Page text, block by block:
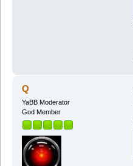
Q
YaBB Moderator
God Member